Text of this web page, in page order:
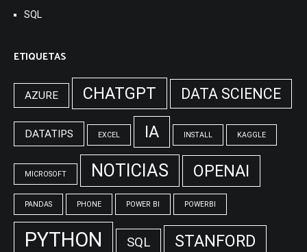
SQL
ETIQUETAS
AZURE CHATGPT DATA SCIENCE
DATATIPS EXCEL IA INSTALL KAGGLE
MICROSOFT NOTICIAS OPENAI
PANDAS PHONE POWER BI POWERBI
PYTHON SQL STANFORD